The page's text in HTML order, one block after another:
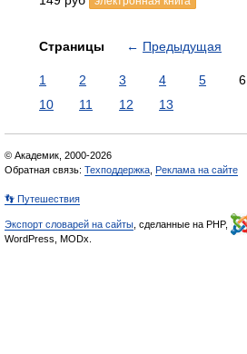
Страницы ← Предыдущая
1 2 3 4 5 6
10
11 12 13
© Академик, 2000-2026
Обратная связь: Техподдержка Реклама на сайте
👣 Путешествия
Экспорт словарей на сайты , сделанные на PHP,
WordPress, MODx.